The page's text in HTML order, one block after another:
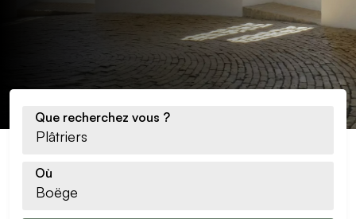
Que recherchez vous ?
Où